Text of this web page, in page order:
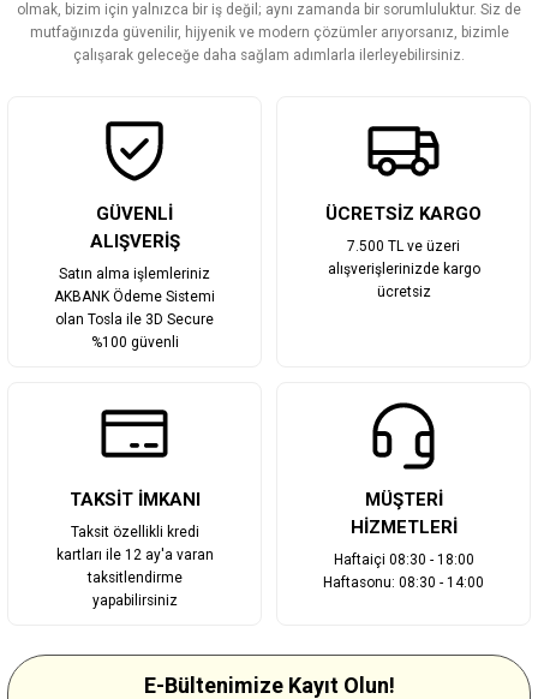
Ürün fiyatı diğer sitelerden daha pahalı.
Bu ürüne benzer farklı alternatifler olmalı.
olmak, bizim için yalnızca bir iş değil; aynı zamanda bir sorumluluktur. Siz de
mutfağınızda güvenilir, hijyenik ve modern çözümler arıyorsanız, bizimle
çalışarak geleceğe daha sağlam adımlarla ilerleyebilirsiniz.
GÜVENLİ
ALIŞVERİŞ
Satın alma işlemleriniz
AKBANK Ödeme Sistemi
olan Tosla ile 3D Secure
%100 güvenli
ÜCRETSİZ KARGO
7.500 TL ve üzeri
alışverişlerinizde kargo
ücretsiz
TAKSİT İMKANI
Taksit özellikli kredi
kartları ile 12 ay'a varan
taksitlendirme
yapabilirsiniz
MÜŞTERİ
HİZMETLERİ
Haftaiçi 08:30 - 18:00
Haftasonu: 08:30 - 14:00
E-Bültenimize Kayıt Olun!